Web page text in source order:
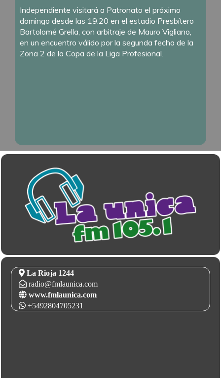
Independiente visitará a Patronato el próximo
domingo desde las 19.20 en el estadio Presbítero
Bartolomé Grella, con arbitraje de Mauro Vigliano,
en un encuentro válido por la segunda fecha de la
Zona 2 de la Copa de la Liga Profesional.
La Rioja 1244
radio@fmlaunica.com
www.fmlaunica.com
+5492804705231